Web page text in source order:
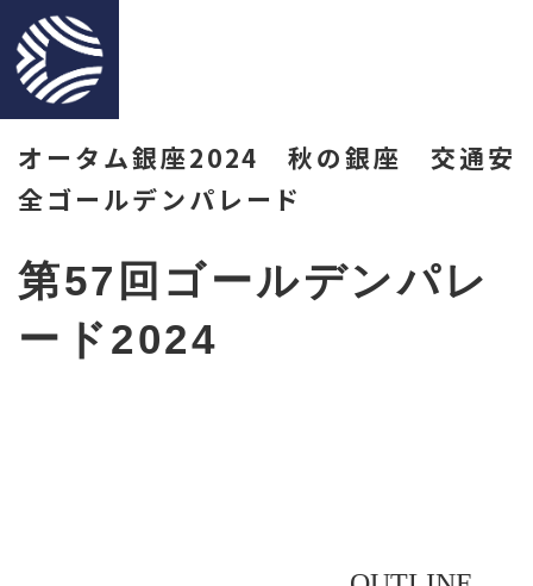
オータム銀座2024 秋の銀座 交通安
全ゴールデンパレード
第57回ゴールデンパレ
ード2024